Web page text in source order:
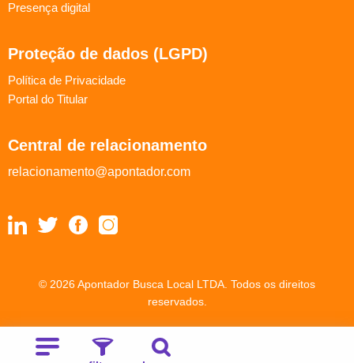
Presença digital
Proteção de dados (LGPD)
Política de Privacidade
Portal do Titular
Central de relacionamento
relacionamento@apontador.com
© 2026 Apontador Busca Local LTDA. Todos os direitos
reservados.